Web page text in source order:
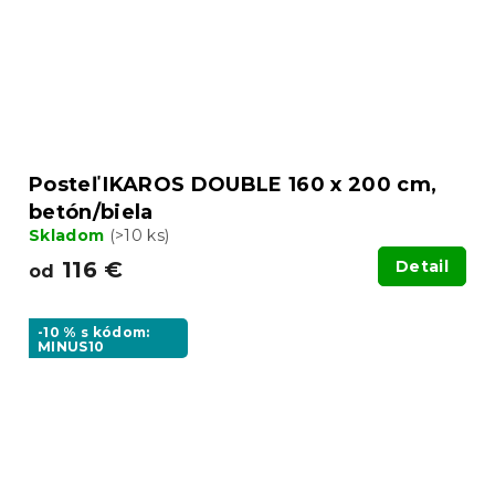
Posteľ IKAROS DOUBLE 160 x 200 cm,
betón/biela
Skladom (>10 ks)
od 116 € Detail
-10 % s kódom:
MINUS10